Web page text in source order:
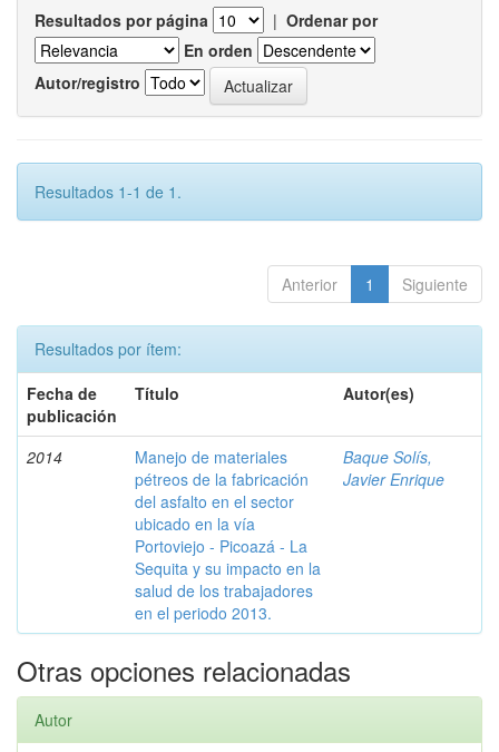
Resultados por página | Ordenar por
En orden
Autor/registro
Resultados 1-1 de 1.
Anterior 1 Siguiente
Resultados por ítem:
Fecha de
publicación
Título Autor(es)
2014
Manejo de materiales
pétreos de la fabricación
del asfalto en el sector
ubicado en la vía
Portoviejo - Picoazá - La
Sequita y su impacto en la
salud de los trabajadores
en el periodo 2013.
Baque Solís,
Javier Enrique
Otras opciones relacionadas
Autor